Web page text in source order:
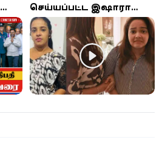
செய்யப்பட்ட இஷாரா
செவ்வந்தி இலங்கையை
வந்தடைந்தார்